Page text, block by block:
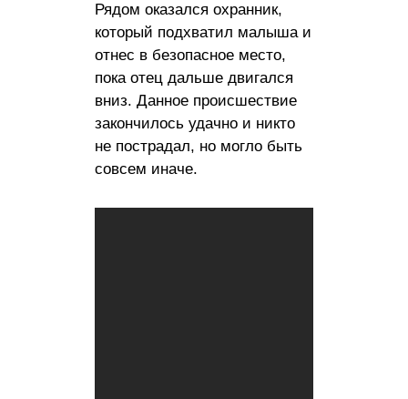
Рядом оказался охранник,
который подхватил малыша и
отнес в безопасное место,
пока отец дальше двигался
вниз. Данное происшествие
закончилось удачно и никто
не пострадал, но могло быть
совсем иначе.